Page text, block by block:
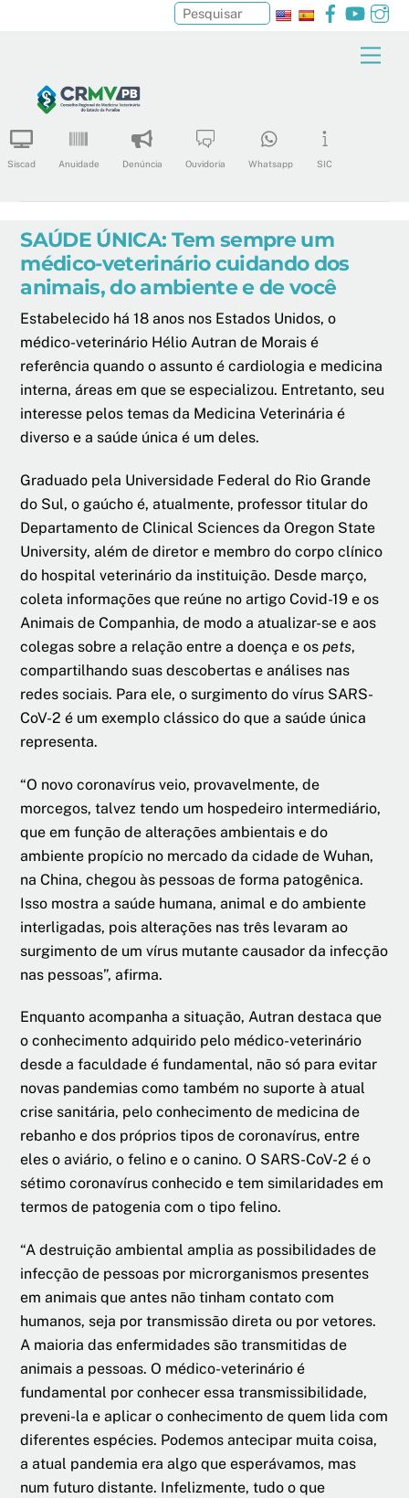
content
Facebook
Siscad Anuidade Denúncia Ouvidoria Whatsapp SIC
Pesquisar
SAÚDE ÚNICA: Tem sempre um
médico-veterinário cuidando dos
animais, do ambiente e de você
Estabelecido há 18 anos nos Estados Unidos, o
médico-veterinário Hélio Autran de Morais é
referência quando o assunto é cardiologia e medicina
interna, áreas em que se especializou. Entretanto, seu
interesse pelos temas da Medicina Veterinária é
diverso e a saúde única é um deles.
Graduado pela Universidade Federal do Rio Grande
do Sul, o gaúcho é, atualmente, professor titular do
Departamento de Clinical Sciences da Oregon State
University, além de diretor e membro do corpo clínico
do hospital veterinário da instituição. Desde março,
coleta informações que reúne no artigo Covid-19 e os
Animais de Companhia, de modo a atualizar-se e aos
colegas sobre a relação entre a doença e ospets,
compartilhando suas descobertas e análises nas
redes sociais. Para ele, o surgimento do vírus SARS-
CoV-2 é um exemplo clássico do que a saúde única
representa.
“O novo coronavírus veio, provavelmente, de
morcegos, talvez tendo um hospedeiro intermediário,
que em função de alterações ambientais e do
ambiente propício no mercado da cidade de Wuhan,
na China, chegou às pessoas de forma patogênica.
Isso mostra a saúde humana, animal e do ambiente
interligadas, pois alterações nas três levaram ao
surgimento de um vírus mutante causador da infecção
nas pessoas”, afirma.
Enquanto acompanha a situação, Autran destaca que
o conhecimento adquirido pelo médico-veterinário
desde a faculdade é fundamental, não só para evitar
novas pandemias como também no suporte à atual
crise sanitária, pelo conhecimento de medicina de
rebanho e dos próprios tipos de coronavírus, entre
eles o aviário, o felino e o canino. O SARS-CoV-2 é o
sétimo coronavírus conhecido e tem similaridades em
termos de patogenia com o tipo felino.
“A destruição ambiental amplia as possibilidades de
infecção de pessoas por microrganismos presentes
em animais que antes não tinham contato com
humanos, seja por transmissão direta ou por vetores.
A maioria das enfermidades são transmitidas de
animais a pessoas. O médico-veterinário é
fundamental por conhecer essa transmissibilidade,
preveni-la e aplicar o conhecimento de quem lida com
diferentes espécies. Podemos antecipar muita coisa,
a atual pandemia era algo que esperávamos, mas
num futuro distante. Infelizmente, tudo o que